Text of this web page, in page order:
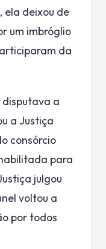
ela deixou de
um imbróglio
da
disputava a
a Justiça
consórcio
para
julgou
voltou a
por todos